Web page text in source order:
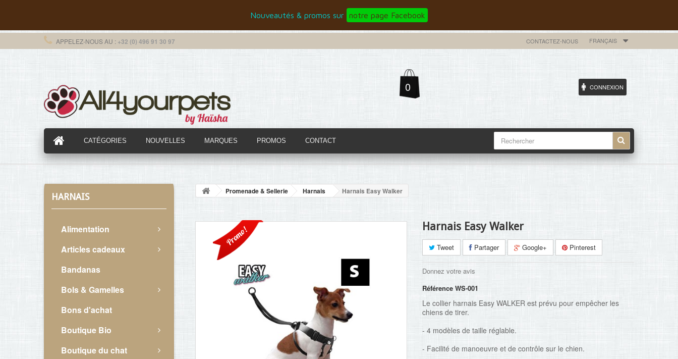
Nouveautés & promos sur notre page Facebook
FRANÇAIS
CONTACTEZ-NOUS
APPELEZ-NOUS AU : +32 (0) 496 91 30 97
0 CONNEXION
CATÉGORIES NOUVELLES MARQUES PROMOS CONTACT
HARNAIS
Alimentation
Articles cadeaux
Bandanas
Bols & Gamelles
Bons d'achat
Boutique Bio
Boutique du chat
Promenade & Sellerie Harnais Harnais Easy Walker
Promo! Harnais Easy Walker
Tweet Partager Google+ Pinterest
Donnez votre avis
Référence WS-001
Le collier harnais Easy WALKER est prévu pour empêcher les
chiens de tirer.
- 4 modèles de taille réglable.
- Facilité de manoeuvre et de contrôle sur le chien.